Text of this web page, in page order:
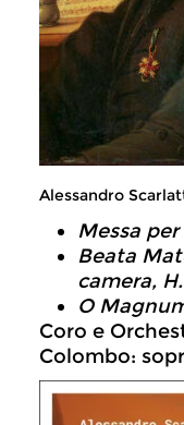
Alessandro
Messa
Beata
camera,
O
Coro e
Colombo: